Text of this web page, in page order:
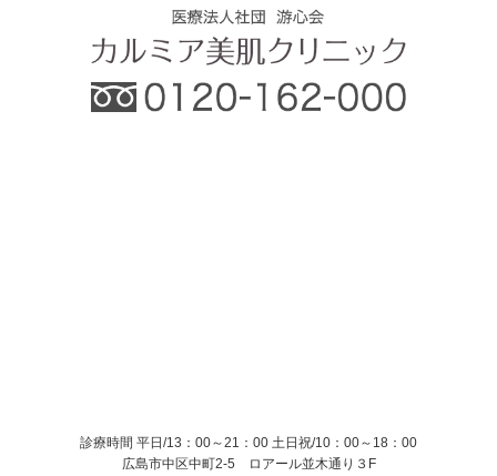
診療時間 平日/13：00～21：00 土日祝/10：00～18：00
広島市中区中町2-5 ロアール並木通り３F